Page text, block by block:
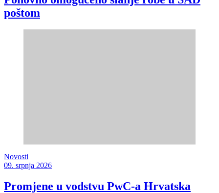
poštom
Novosti
09. srpnja 2026
Promjene u vodstvu PwC-a Hrvatska